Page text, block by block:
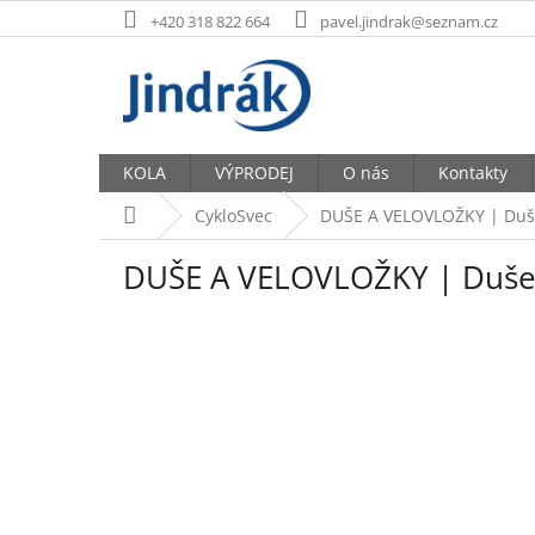
na
+420 318 822 664 pavel.jindrak@seznam.cz
KOLA VÝPRODEJ O nás Kontakty
Domů CykloSvec DUŠE A VELOVLOŽKY |
DUŠE A VELOVLOŽKY |